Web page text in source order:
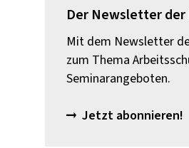
Der Newsletter der
Mit dem Newsletter
zum Thema
Seminarangeboten.
Jetzt abonnieren!